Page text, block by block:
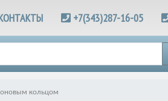
+7(343)287-16-05
кольцом